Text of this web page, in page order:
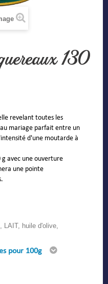
130
revelant toutes les
mariage parfait entre un
d'une moutarde à
g avec une ouverture
une pointe
LAIT, huile d'olive,
pour 100g